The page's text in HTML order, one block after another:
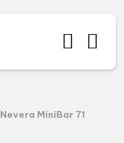
Nevera MiniBar 71